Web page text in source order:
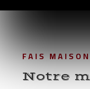
FAIS MAISON
Notre